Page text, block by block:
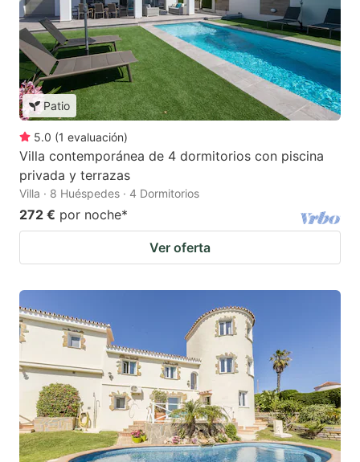
Patio
5.0 (1 evaluación)
Villa contemporánea de 4 dormitorios con piscina
privada y terrazas
Villa · 8 Huéspedes · 4 Dormitorios
272 € por noche*
Ver oferta